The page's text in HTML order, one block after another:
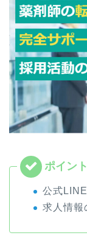
公式
求人情報